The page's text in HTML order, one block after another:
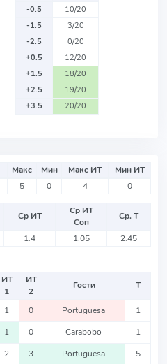
-0.5
10/20
-1.5
3/20
-2.5
0/20
+0.5
12/20
+1.5
18/20
+2.5
19/20
+3.5
20/20
Макс Мин Макс ИТ
Мин ИТ
5 0 4 0
Ср ИТ
Ср ИТ
Соп
Ср. Т
1.4 1.05 2.45
ИТ
1
ИТ
2
Гости Т
1 0 Portuguesa 1
1 0 Carabobo 1
2 3 Portuguesa 5